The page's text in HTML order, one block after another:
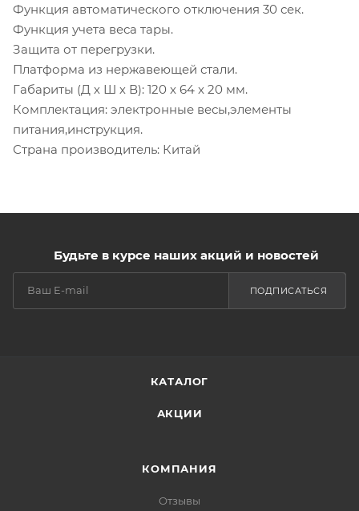
Функция автоматического отключения 30 сек.
Функция учета веса тары.
Защита от перегрузки.
Платформа из нержавеющей стали.
Габариты (Д х Ш х В): 120 x 64 x 20 мм.
Комплектация: электронные весы,элементы
питания,инструкция.
Страна производитель: Китай
Будьте в курсе наших акций и новостей
ПОДПИСАТЬСЯ
КАТАЛОГ
АКЦИИ
КОМПАНИЯ
Отзывы